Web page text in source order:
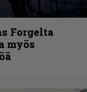
Forgelta
myös